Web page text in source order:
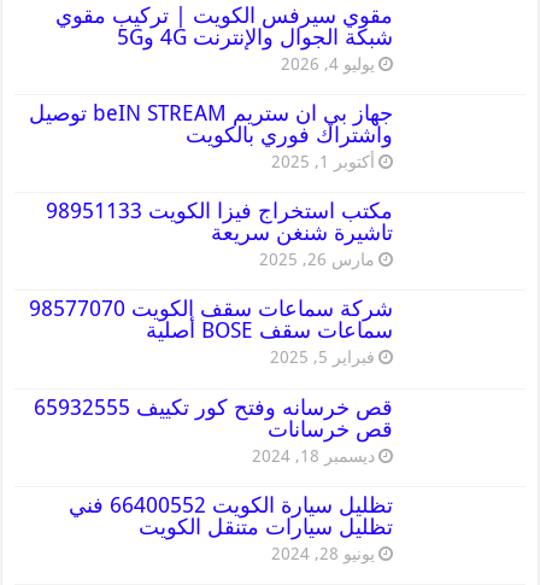
مقوي سيرفس الكويت | تركيب مقوي
شبكة الجوال والإنترنت 4G و5G
يوليو 4, 2026
جهاز بي ان ستريم beIN STREAM توصيل
واشتراك فوري بالكويت
أكتوبر 1, 2025
مكتب استخراج فيزا الكويت 98951133
تاشيرة شنغن سريعة
مارس 26, 2025
شركة سماعات سقف الكويت 98577070
سماعات سقف BOSE أصلية
فبراير 5, 2025
قص خرسانه وفتح كور تكييف 65932555
قص خرسانات
ديسمبر 18, 2024
تظليل سيارة الكويت 66400552 فني
تظليل سيارات متنقل الكويت
يونيو 28, 2024